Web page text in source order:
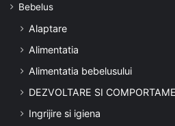
Bebelus
Alaptare
Alimentatia
Alimentatia bebelusului
DEZVOLTARE SI
Ingrijire si igiena